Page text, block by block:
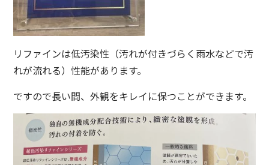
リファインは低汚染性（汚れが付きづらく雨水などで汚
れが流れる）性能があります。
ですので長い間、外観をキレイに保つことができます。